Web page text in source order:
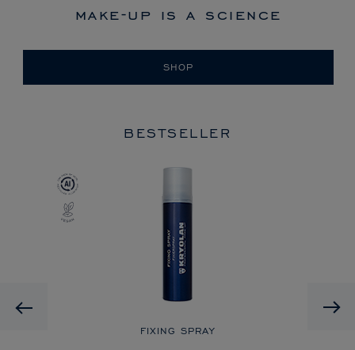
make-up is a science
SHOP
BESTSELLER
FIXING SPRAY